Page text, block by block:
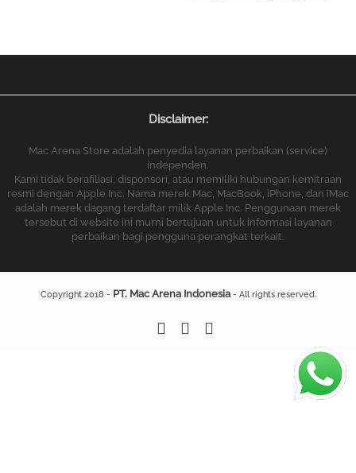
Disclaimer:
Mac Arena Store adalah penyedia layanan perbaikan (service)
independen.
Kami tidak berafiliasi, disponsori, atau memiliki hubungan kemitraan
resmi dengan Apple Inc. Nama merek Mac, MacBook, iPhone, dan iMac
adalah merek dagang terdaftar milik Apple Inc. Penggunaan merek
tersebut di website ini murni bertujuan untuk informasi layanan
perbaikan bagi pengguna perangkat terkait.
Copyright 2018 - PT. Mac Arena Indonesia- All rights reserved.